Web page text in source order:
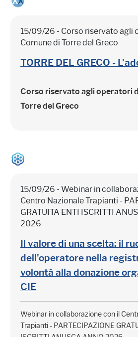
15/09/26 - Corso riservato agli
Comune di Torre del Greco
TORRE DEL GRECO -
Corso riservato agli operatori
Torre del Greco
15/09/26 - Webinar in
Centro Nazionale Trapianti -
GRATUITA ENTI ISCRITTI
2026
Il valore di una scelta: il
dell'operatore nella
volontà alla donazione
CIE
Webinar in collaborazione con il
Trapianti - PARTECIPAZIONE